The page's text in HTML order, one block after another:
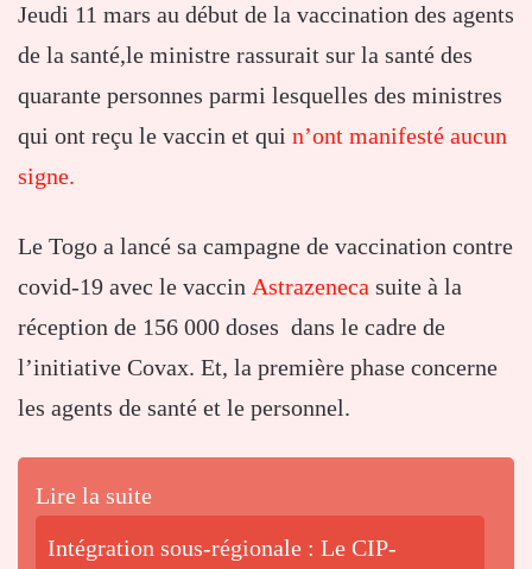
Jeudi 11 mars au début de la vaccination des agents
de la santé,le ministre rassurait sur la santé des
quarante personnes parmi lesquelles des ministres
qui ont reçu le vaccin et qui n’ont manifesté aucun
signe.
Le Togo a lancé sa campagne de vaccination contre
covid-19 avec le vaccin Astrazeneca suite à la
réception de 156 000 doses dans le cadre de
l’initiative Covax. Et, la première phase concerne
les agents de santé et le personnel.
Lire la suite
Intégration sous-régionale : Le CIP-